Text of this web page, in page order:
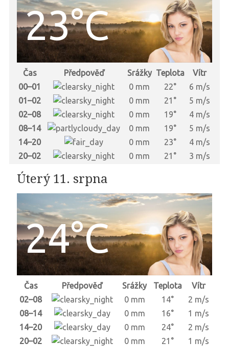
23°C
Čas Předpověď Srážky Teplota
Vítr
00–01
0 mm 22°
6 m/s
01–02
0 mm 21°
5 m/s
02–08
0 mm 19°
4 m/s
08–14
0 mm 19°
5 m/s
14–20
0 mm 23°
4 m/s
20–02
0 mm 21° 3 m/s
Úterý 11. srpna
24°C
Čas Předpověď Srážky Teplota
Vítr
02–08
0 mm 14°
2 m/s
08–14
0 mm 16°
1 m/s
14–20
0 mm 24°
2 m/s
20–02
0 mm 21° 1 m/s